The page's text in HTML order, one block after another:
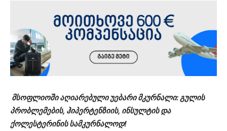
მსოფლიოში აღიარებული უებარი მკურნალი: გულის
პრობლემების, ჰიპერტენზიის, ინსულტის და
ქოლესტერინის სამკურნალოდ!